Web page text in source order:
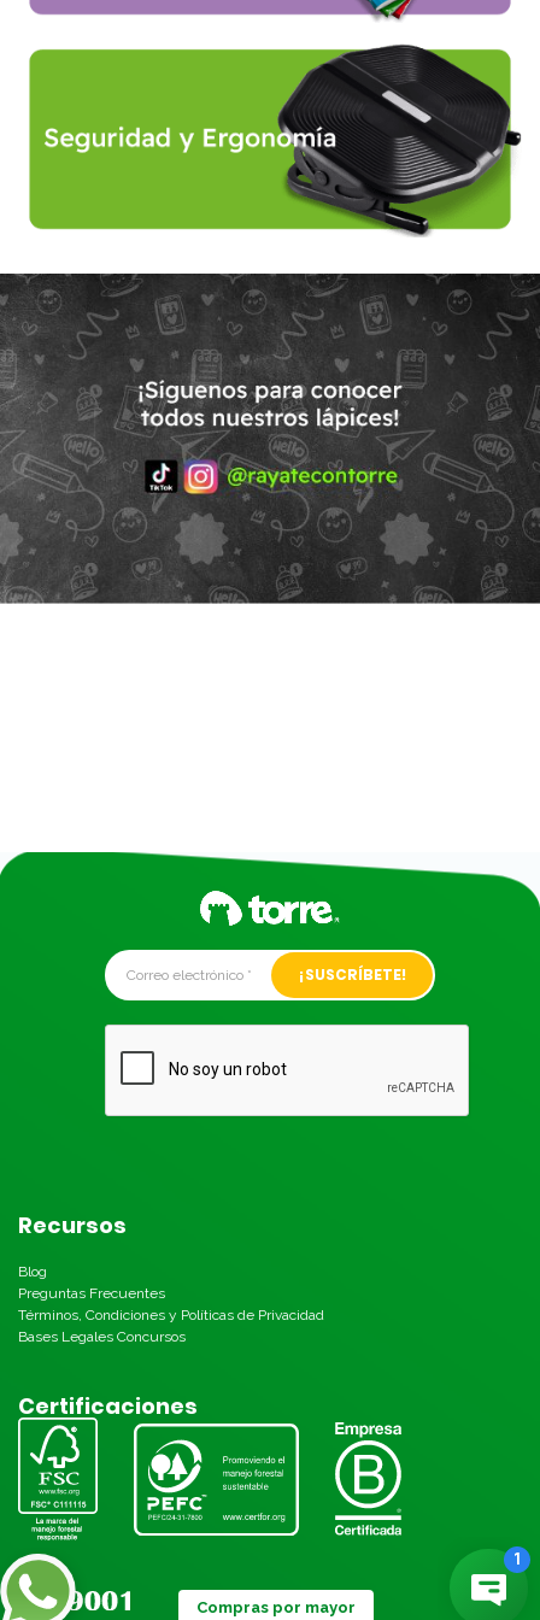
Alternative:
Recursos
Blog
Preguntas Frecuentes
Términos, Condiciones y Políticas de Privacidad
Bases Legales Concursos
Certificaciones
Compras por mayor